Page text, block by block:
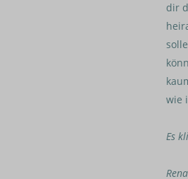
dir
wie
Es